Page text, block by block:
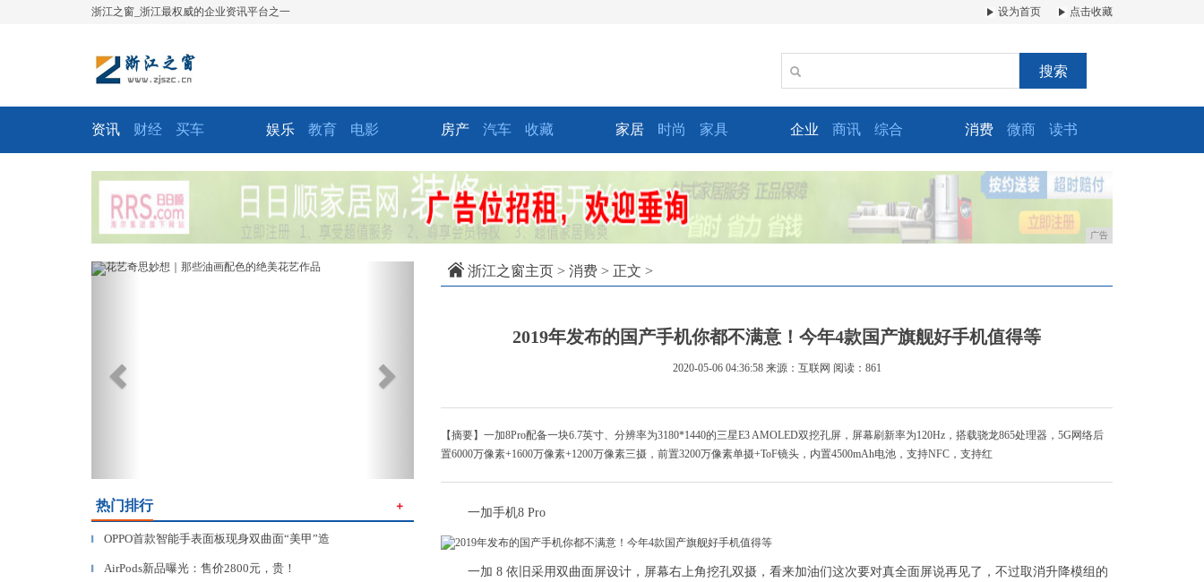
浙江之窗_浙江最权威的企业资讯平台之一 设为首页 点击收藏
搜索
资讯 财经 买车 娱乐 教育 电影 房产 汽车 收藏 家居 时尚 家具 企业 商讯 综合 消费 微商 读书
广告
Previous
热门排行 ＋
▎ OPPO首款智能手表面板现身双曲面“美甲”造
▎ AirPods新品曝光：售价2800元，贵！
浙江之窗主页 > 消费 > 正文 >
2019年发布的国产手机你都不满意！今年4款国产旗舰好手机值得等
2020-05-06 04:36:58 来源：互联网 阅读：861
【摘要】一加8Pro配备一块6.7英寸、分辨率为3180*1440的三星E3 AMOLED双挖孔屏，屏幕刷新率为120Hz，搭载骁龙865处理器，5G网络后
置6000万像素+1600万像素+1200万像素三摄，前置3200万像素单摄+ToF镜头，内置4500mAh电池，支持NFC，支持红
一加手机8 Pro
一加 8 依旧采用双曲面屏设计，屏幕右上角挖孔双摄，看来加油们这次要对真全面屏说再见了，不过取消升降模组的